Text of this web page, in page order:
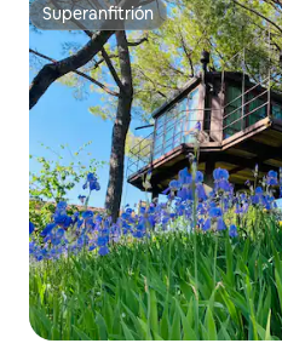
Superanfitrión
Superanfitrión